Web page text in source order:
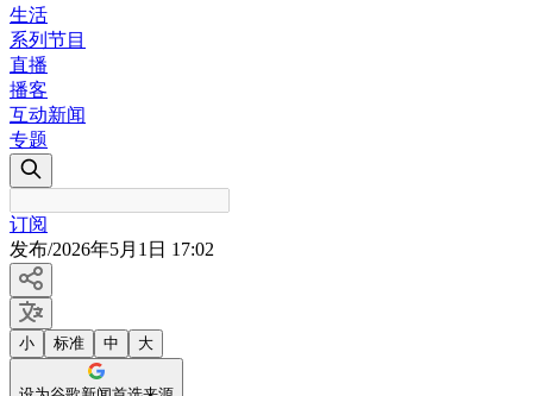
生活
系列节目
直播
播客
互动新闻
专题
订阅
发布/2026年5月1日 17:02
小 标准 中 大